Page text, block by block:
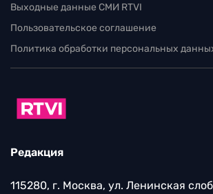
Выходные данные СМИ RTVI
Пользовательское соглашение
Политика обработки персональных
Редакция
115280, г. Москва, ул. Ленинская